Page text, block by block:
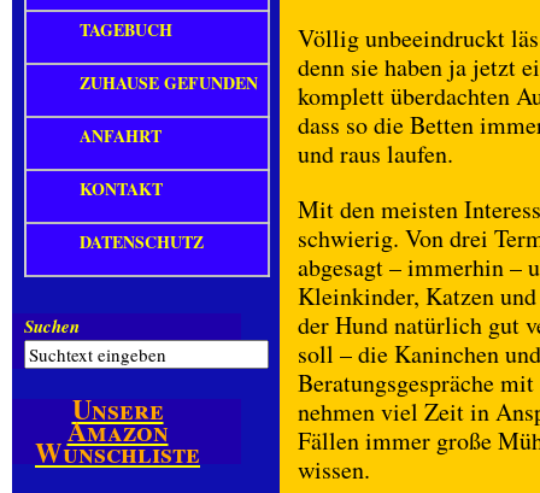
Völlig unbeeindruckt
denn sie haben ja jetzt
komplett überdachten
dass so die Betten
und raus laufen.
Mit den meisten
schwierig. Von drei
abgesagt – immerhin –
Kleinkinder, Katzen
der Hund natürlich gut
soll – die Kaninchen
Beratungsgespräche
nehmen viel Zeit in
Fällen immer große
wissen.
TAGEBUCH
ZUHAUSE GEFUNDEN
ANFAHRT
KONTAKT
DATENSCHUTZ
Suchen
Unsere
Amazon
Wunschliste